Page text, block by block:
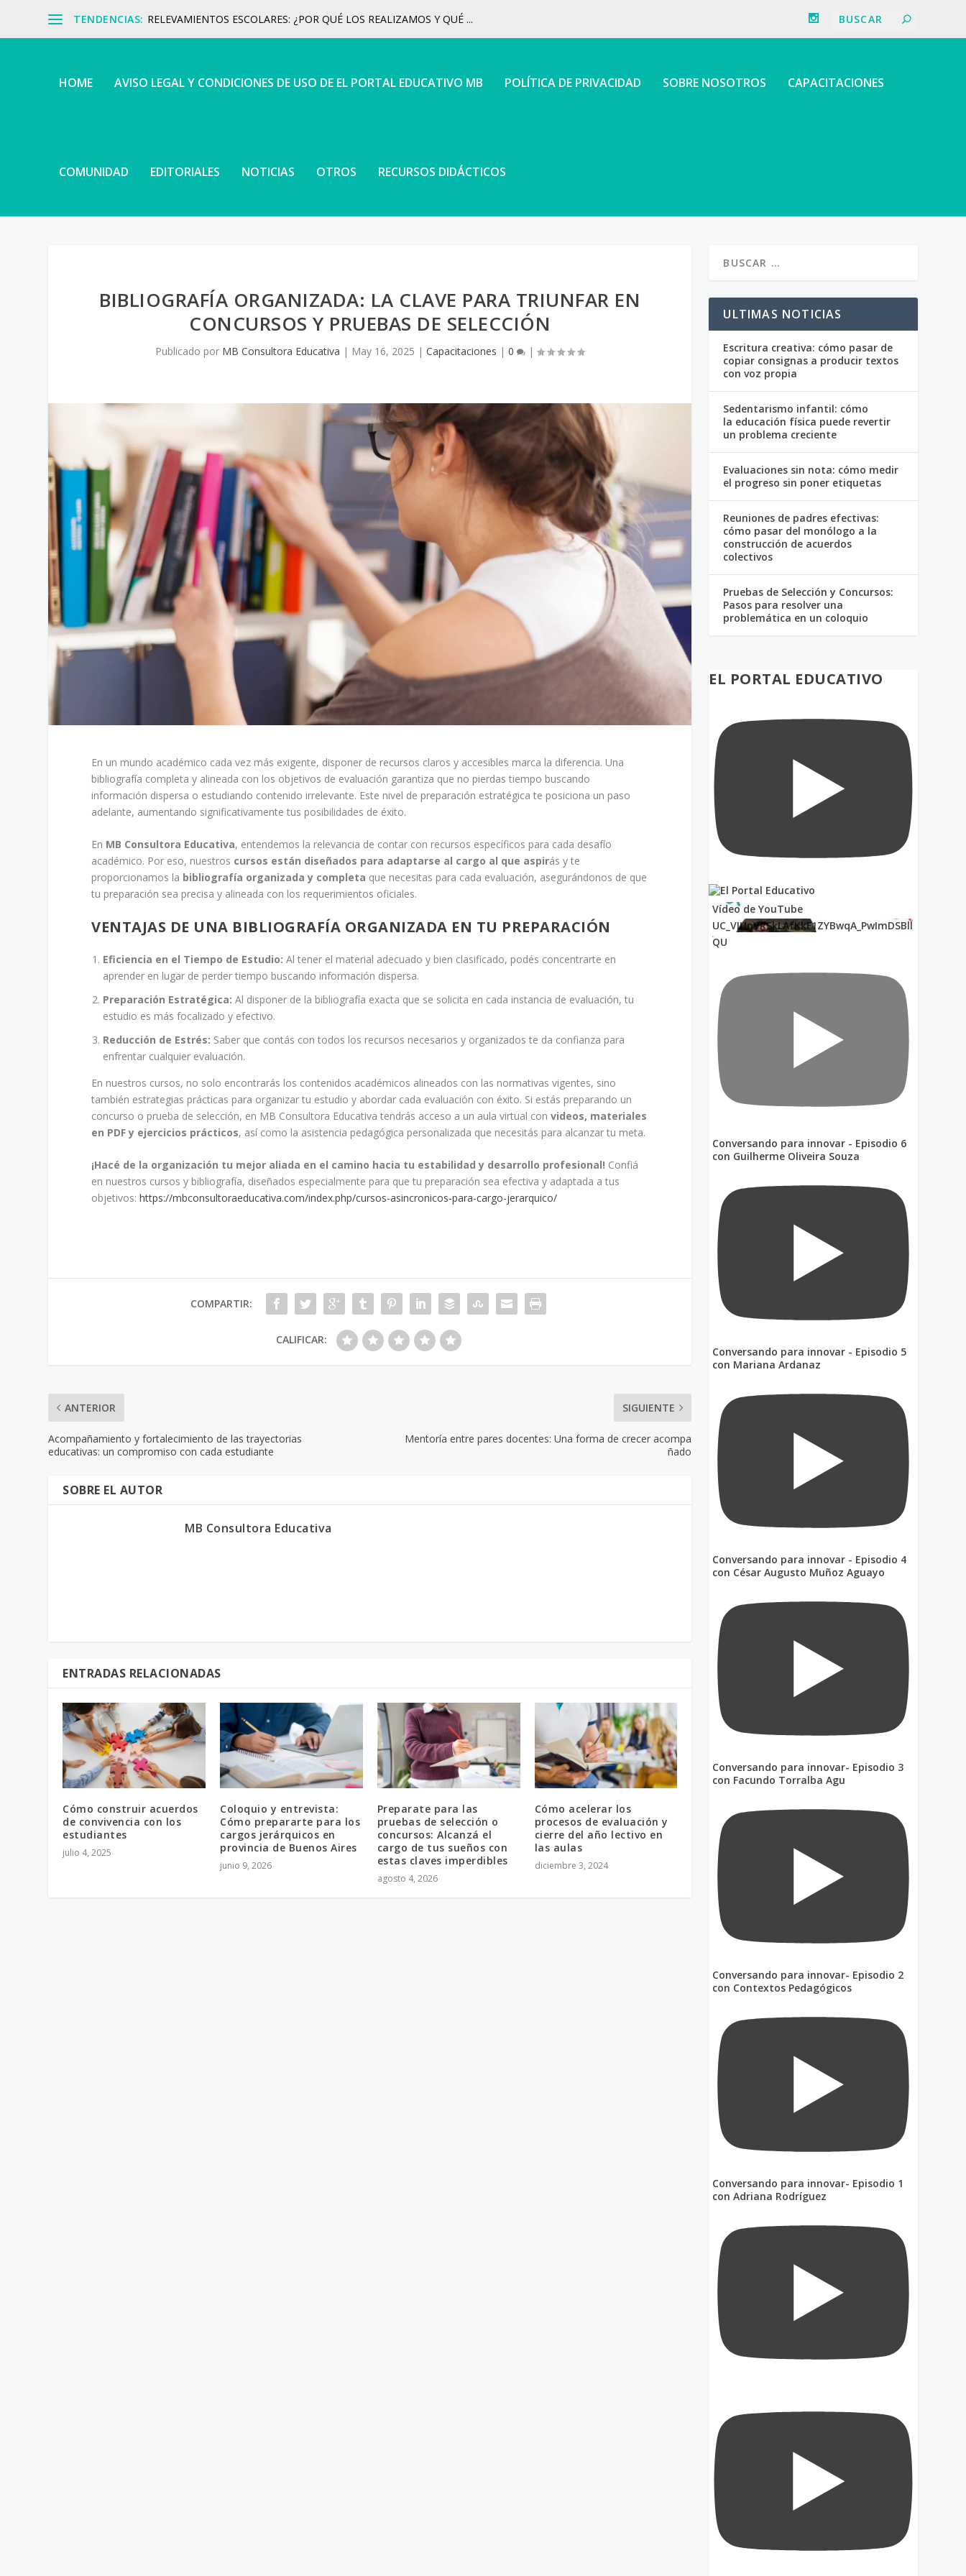
TENDENCIAS: RELEVAMIENTOS ESCOLARES: ¿POR QUÉ LOS REALIZAMOS Y QUÉ ...
HOME AVISO LEGAL Y CONDICIONES DE USO DE EL PORTAL EDUCATIVO MB POLÍTICA DE PRIVACIDAD SOBRE NOSOTROS CAPACITACIONES
COMUNIDAD EDITORIALES NOTICIAS OTROS RECURSOS DIDÁCTICOS
BIBLIOGRAFÍA ORGANIZADA: LA CLAVE PARA TRIUNFAR EN
CONCURSOS Y PRUEBAS DE SELECCIÓN
Publicado por MB Consultora Educativa | May 16, 2025 |Capacitaciones |0 |
En un mundo académico cada vez más exigente, disponer de recursos claros y accesibles marca la diferencia. Una
bibliografía completa y alineada con los objetivos de evaluación garantiza que no pierdas tiempo buscando
información dispersa o estudiando contenido irrelevante. Este nivel de preparación estratégica te posiciona un paso
adelante, aumentando significativamente tus posibilidades de éxito.
En MB Consultora Educativa, entendemos la relevancia de contar con recursos específicos para cada desafío
académico. Por eso, nuestros cursos están diseñados para adaptarse al cargo al que aspirás y te
proporcionamos la bibliografía organizada y completa que necesitas para cada evaluación, asegurándonos de que
tu preparación sea precisa y alineada con los requerimientos oficiales.
VENTAJAS DE UNA BIBLIOGRAFÍA ORGANIZADA EN TU PREPARACIÓN
Eficiencia en el Tiempo de Estudio: Al tener el material adecuado y bien clasificado, podés concentrarte en
aprender en lugar de perder tiempo buscando información dispersa.
Preparación Estratégica: Al disponer de la bibliografía exacta que se solicita en cada instancia de evaluación, tu
estudio es más focalizado y efectivo.
Reducción de Estrés: Saber que contás con todos los recursos necesarios y organizados te da confianza para
enfrentar cualquier evaluación.
En nuestros cursos, no solo encontrarás los contenidos académicos alineados con las normativas vigentes, sino
también estrategias prácticas para organizar tu estudio y abordar cada evaluación con éxito. Si estás preparando un
concurso o prueba de selección, en MB Consultora Educativa tendrás acceso a un aula virtual convideos, materiales
en PDF y ejercicios prácticos, así como la asistencia pedagógica personalizada que necesitás para alcanzar tu meta.
¡Hacé de la organización tu mejor aliada en el camino hacia tu estabilidad y desarrollo profesional! Confiá
en nuestros cursos y bibliografía, diseñados especialmente para que tu preparación sea efectiva y adaptada a tus
objetivos:https://mbconsultoraeducativa.com/index.php/cursos-asincronicos-para-cargo-jerarquico/
COMPARTIR:
CALIFICAR:
ANTERIOR
Acompañamiento y fortalecimiento de las trayectorias
educativas: un compromiso con cada estudiante
SIGUIENTE
Mentoría entre pares docentes: Una forma de crecer acompa
ñado
SOBRE EL AUTOR
MB Consultora Educativa
ENTRADAS RELACIONADAS
Cómo construir acuerdos
de convivencia con los
estudiantes
julio 4, 2025
Coloquio y entrevista:
Cómo prepararte para los
cargos jerárquicos en
provincia de Buenos Aires
junio 9, 2026
Preparate para las
pruebas de selección o
concursos: Alcanzá el
cargo de tus sueños con
estas claves imperdibles
agosto 4, 2026
Cómo acelerar los
procesos de evaluación y
cierre del año lectivo en
las aulas
diciembre 3, 2024
ULTIMAS NOTICIAS
Escritura creativa: cómo pasar de
copiar consignas a producir textos
con voz propia
Sedentarismo infantil: cómo
la educación física puede revertir
un problema creciente
Evaluaciones sin nota: cómo medir
el progreso sin poner etiquetas
Reuniones de padres efectivas:
cómo pasar del monólogo a la
construcción de acuerdos
colectivos
Pruebas de Selección y Concursos:
Pasos para resolver una
problemática en un coloquio
EL PORTAL EDUCATIVO
Vídeo de YouTube
UC_VIUnVRSkLAfKkF1ZYBwqA_PwImDSBll
QU
Conversando para innovar - Episodio 6
con Guilherme Oliveira Souza
Conversando para innovar - Episodio 5
con Mariana Ardanaz
Conversando para innovar - Episodio 4
con César Augusto Muñoz Aguayo
Conversando para innovar- Episodio 3
con Facundo Torralba Agu
Conversando para innovar- Episodio 2
con Contextos Pedagógicos
Conversando para innovar- Episodio 1
con Adriana Rodríguez